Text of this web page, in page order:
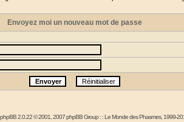
Envoyez moi un nouveau mot de passe
phpBB2.0.22 © 2001, 2007 phpBB Group : :Le Monde des Phasmes, 1999-